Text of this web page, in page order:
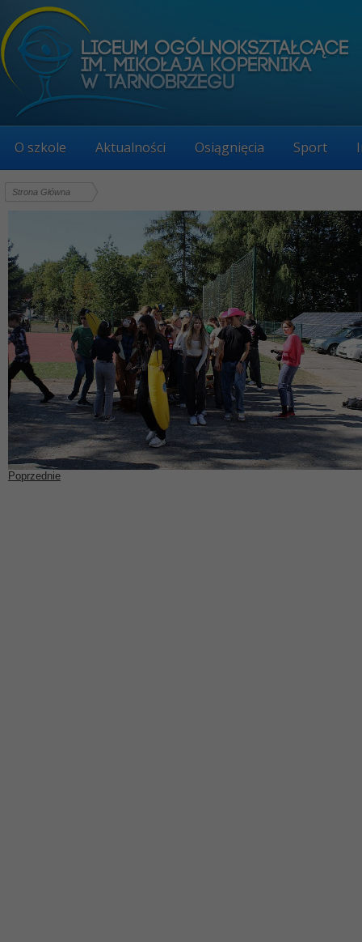
O szkole Aktualności Osiągnięcia Sport
Strona Główna
Poprzednie